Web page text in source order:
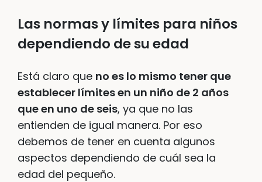
Las normas y límites para niños
dependiendo de su edad
Está claro que no es lo mismo tener que
establecer límites en un niño de 2 años
que en uno de seis, ya que no las
entienden de igual manera. Por eso
debemos de tener en cuenta algunos
aspectos dependiendo de cuál sea la
edad del pequeño.